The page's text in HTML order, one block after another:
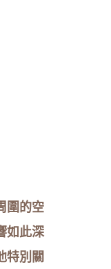
圍的空
如此深
特別關